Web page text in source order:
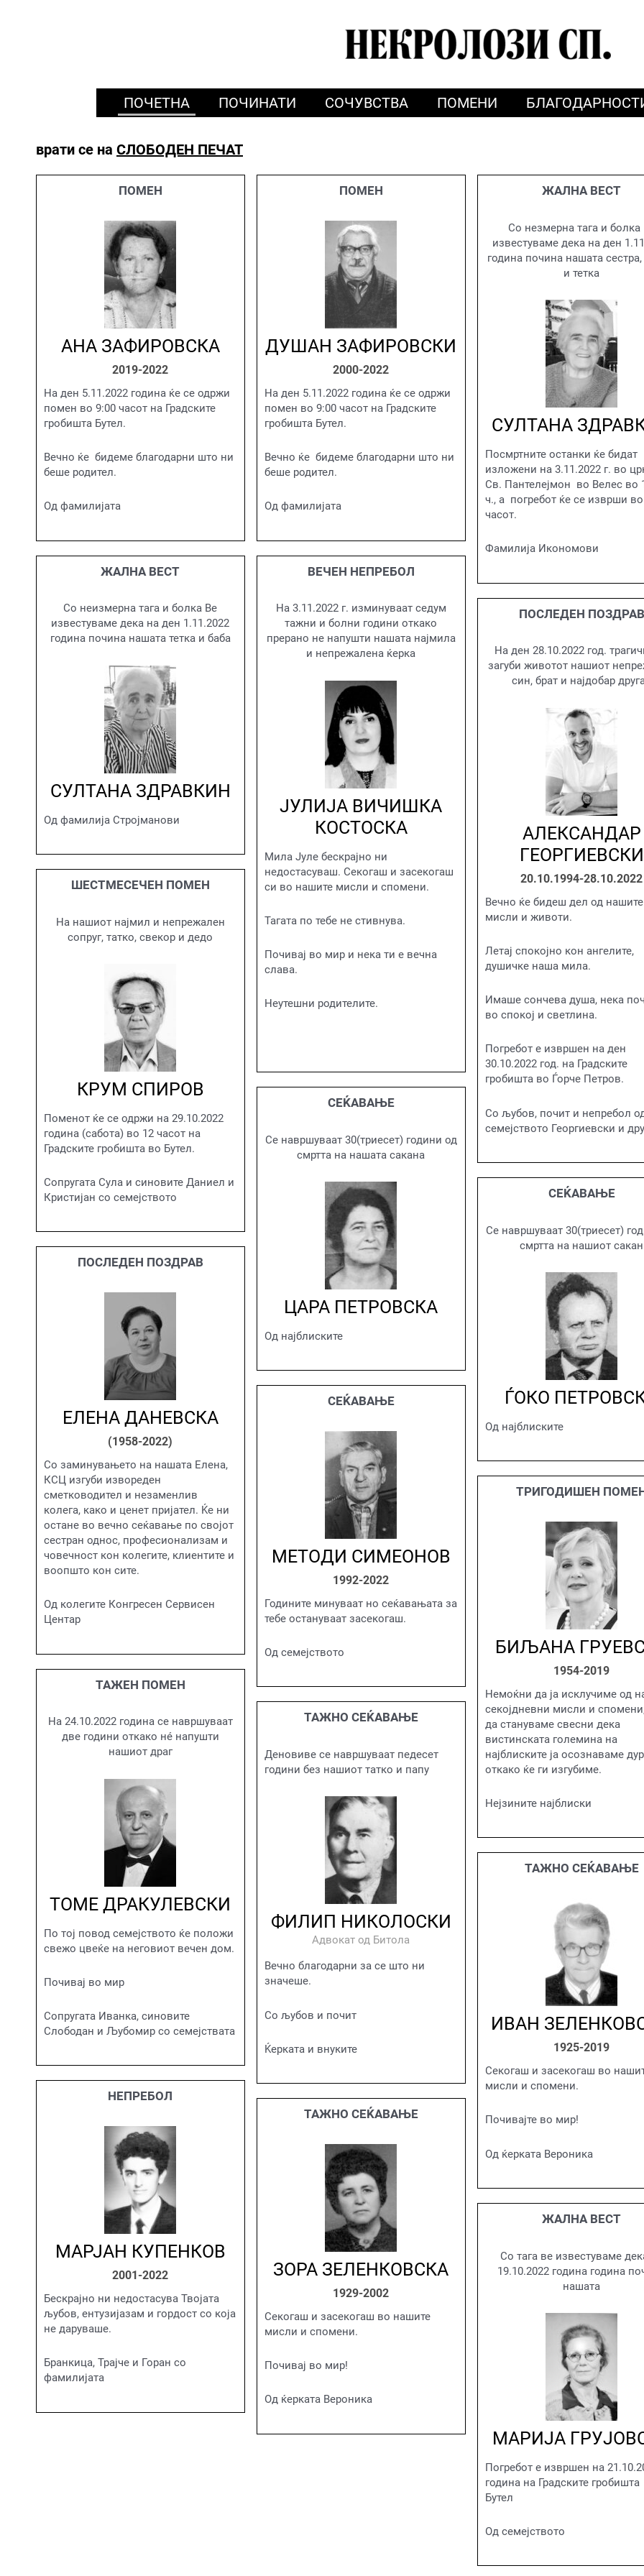
ПОЧЕТНА ПОЧИНАТИ СОЧУВСТВА ПОМЕНИ
врати се на СЛОБОДЕН ПЕЧАТ
ПОМЕН
АНА ЗАФИРОВСКА
2019-2022
На ден 5.11.2022 година ќе се одржи
помен во 9:00 часот на Градските
гробишта Бутел.
Вечно ќе бидеме благодарни што ни
беше родител.
Од фамилијата
ПОМЕН
ДУШАН ЗАФИРОВСКИ
2000-2022
На ден 5.11.2022 година ќе се одржи
помен во 9:00 часот на Градските
гробишта Бутел.
Вечно ќе бидеме благодарни што ни
беше родител.
Од фамилијата
ЖАЛНА ВЕСТ
Со незмерна тага и болка
известуваме дека на ден
година почина нашата
и тетка
СУЛТАНА
Посмртните останки ќе бидат
изложени на 3.11.2022 г. во
Св. Пантелејмон во Велес во
ч., а погребот ќе се изврши
часот.
Фамилија Икономови
ЖАЛНА ВЕСТ
Со неизмерна тага и болка Ве
известуваме дека на ден 1.11.2022
година почина нашата тетка и баба
СУЛТАНА ЗДРАВКИН
Од фамилија Стројманови
ВЕЧЕН НЕПРЕБОЛ
На 3.11.2022 г. изминуваат седум
тажни и болни години откако
прерано не напушти нашата најмила
и непрежалена ќерка
ЈУЛИЈА ВИЧИШКА
КОСТОСКА
Мила Јуле бескрајно ни
недостасуваш. Секогаш и засекогаш
си во нашите мисли и спомени.
Тагата по тебе не стивнува.
Почивај во мир и нека ти е вечна
слава.
Неутешни родителите.
ПОСЛЕДЕН ПОЗДРАВ
На ден 28.10.2022 год.
загуби животот нашиот
син, брат и најдобар
АЛЕКСАНДАР
ГЕОРГИЕВСКИ
20.10.1994-28.10.2022
Вечно ќе бидеш дел од нашите
мисли и животи.
Летај спокојно кон ангелите,
душичке наша мила.
Имаше сончева душа, нека
во спокој и светлина.
Погребот е извршен на ден
30.10.2022 год. на Градските
гробишта во Ѓорче Петров.
Со љубов, почит и непребол
семејството Георгиевски и
ШЕСТМЕСЕЧЕН ПОМЕН
На нашиот најмил и непрежален
сопруг, татко, свекор и дедо
КРУМ СПИРОВ
Поменот ќе се одржи на 29.10.2022
година (сабота) во 12 часот на
Градските гробишта во Бутел.
Сопругата Сула и синовите Даниел и
Кристијан со семејството
СЕЌАВАЊЕ
Се навршуваат 30(триесет) години од
смртта на нашата сакана
ЦАРА ПЕТРОВСКА
Од најблиските
СЕЌАВАЊЕ
Се навршуваат 30(триесет)
смртта на нашиот сакан
ЃОКО
Од најблиските
ПОСЛЕДЕН ПОЗДРАВ
ЕЛЕНА ДАНЕВСКА
(1958-2022)
Со заминувањето на нашата Елена,
КСЦ изгуби извореден
сметководител и незаменлив
колега, како и ценет пријател. Ќе ни
остане во вечно сеќавање по својот
сестран однос, професионализам и
човечност кон колегите, клиентите и
воопшто кон сите.
Од колегите Конгресен Сервисен
Центар
СЕЌАВАЊЕ
МЕТОДИ СИМЕОНОВ
1992-2022
Годините минуваат но сеќавањата за
тебе остануваат засекогаш.
Од семејството
ТРИГОДИШЕН
БИЉАНА
1954-2019
Немоќни да ја исклучиме од
секојдневни мисли и
да стануваме свесни дека
вистинската големина на
најблиските ја осознаваме
откако ќе ги изгубиме.
Нејзините најблиски
ТАЖЕН ПОМЕН
На 24.10.2022 година се навршуваат
две години откако нé напушти
нашиот драг
ТОМЕ ДРАКУЛЕВСКИ
По тој повод семејството ќе положи
свежо цвеќе на неговиот вечен дом.
Почивај во мир
Сопругата Иванка, синовите
Слободан и Љубомир со семејствата
ТАЖНО СЕЌАВАЊЕ
Деновиве се навршуваат педесет
години без нашиот татко и папу
ФИЛИП НИКОЛОСКИ
Адвокат од Битола
Вечно благодарни за се што ни
значеше.
Со љубов и почит
Ќерката и внуките
ТАЖНО СЕЌАВАЊЕ
ИВАН
1925-2019
Секогаш и засекогаш во
мисли и спомени.
Почивајте во мир!
Од ќерката Вероника
НЕПРЕБОЛ
МАРЈАН КУПЕНКОВ
2001-2022
Бескрајно ни недостасува Твојата
љубов, ентузијазам и гордост со која
не даруваше.
Бранкица, Трајче и Горан со
фамилијата
ТАЖНО СЕЌАВАЊЕ
ЗОРА ЗЕЛЕНКОВСКА
1929-2002
Секогаш и засекогаш во нашите
мисли и спомени.
Почивај во мир!
Од ќерката Вероника
ЖАЛНА ВЕСТ
Со тага ве известуваме
19.10.2022 година година
нашата
МАРИЈА
Погребот е извршен на
година на Градските
Бутел
Од семејството